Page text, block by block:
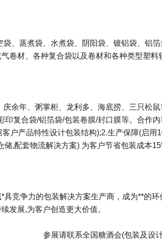
袋、蒸煮袋、水煮袋、阴阳袋、镀铝袋、铝
卷材、各种复合袋以及卷材和各种类型塑料
余年、粥掌柜、龙利多、海底捞、三只松鼠
印复合袋/铝箔袋/包装卷膜/封口膜等。合作
户产品特性设计包装结构);2.生产保障(启用
储,配套物流解决方案) 为客户节省包装成本
具竞争力的包装解决方案生产商，成为**的
发展,为客户创造更大价值。
参展请联系全国糖酒会(包装及设